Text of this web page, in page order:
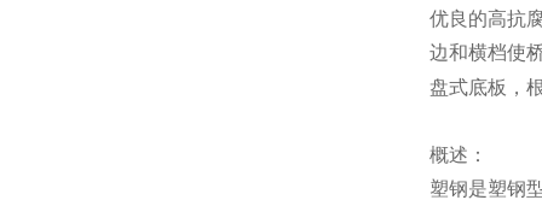
优良的高抗
边和横档使
盘式底板，
概述：
塑钢是塑钢